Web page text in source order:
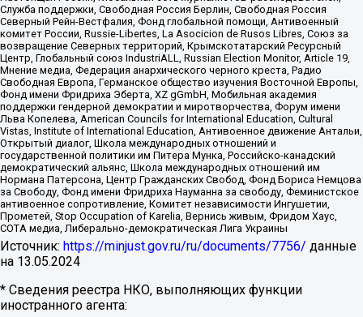
Служба поддержки, Свободная Россия Берлин, Свободная Россия
Северный Рейн-Вестфалия, Фонд глобальной помощи, Антивоенный
комитет России, Russie-Libertes, La Asocicion de Rusos Libres, Союз за
возвращение Северных территорий, Крымскотатарский Ресурсный
Центр, Глобальный союз IndustriALL, Russian Election Monitor, Article 19,
Мнение медиа, Федерация анархического черного креста, Радио
Свободная Европа, Германское общество изучения Восточной Европы,
Фонд имени Фридриха Эберта, XZ gGmbH, Мобильная академия
поддержки гендерной демократии и миротворчества, Форум имени
Льва Копелева, American Councils for International Education, Cultural
Vistas, Institute of International Education, Антивоенное движение Антальи,
Открытый диалог, Школа международных отношений и
государственной политики им Питера Мунка, Российско-канадский
демократический альянс, Школа международных отношений им
Нормана Патерсона, Центр Гражданских Свобод, Фонд Бориса Немцова
за Свободу, Фонд имени Фридриха Науманна за свободу, Феминистское
антивоенное сопротивление, Комитет независимости Ингушетии,
Прометей, Stop Occupation of Karelia, Вернись живым, Фридом Хаус,
СОТА медиа, Либерально-демократическая Лига Украины
Источник: https://minjust.gov.ru/ru/documents/7756/ данные
на 13.05.2024
* Сведения реестра НКО, выполняющих функции
иностранного агента: